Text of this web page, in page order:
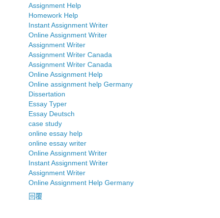
Assignment Help
Homework Help
Instant Assignment Writer
Online Assignment Writer
Assignment Writer
Assignment Writer Canada
Assignment Writer Canada
Online Assignment Help
Online assignment help Germany
Dissertation
Essay Typer
Essay Deutsch
case study
online essay help
online essay writer
Online Assignment Writer
Instant Assignment Writer
Assignment Writer
Online Assignment Help Germany
回覆